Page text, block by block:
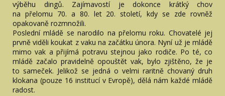
výběhu dingů. Zajímavostí je dokonce krátký chov
na přelomu 70. a 80. let 20. století, kdy se zde rovněž
opakovaně rozmnožili.
Poslední mládě se narodilo na přelomu roku. Chovatelé jej
prvně viděli koukat z vaku na začátku února. Nyní už je mládě
mimo vak a přijímá potravu stejnou jako rodiče. Po té, co
mládě začalo pravidelně opouštět vak, bylo zjištěno, že je
to sameček. Jelikož se jedná o velmi raritně chovaný druh
klokana (pouze 16 institucí v Evropě), dělá nám každé mládě
radost.